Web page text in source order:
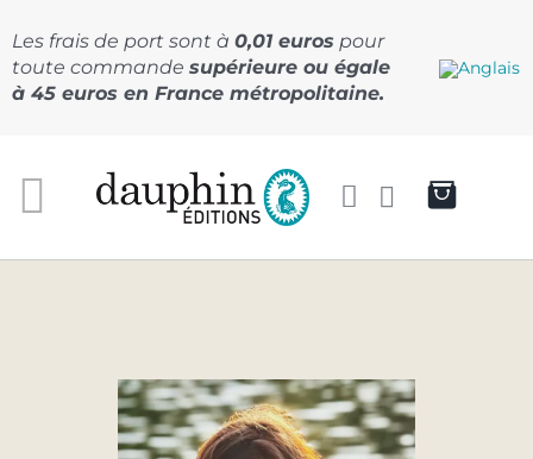
au
contenu
Les frais de port sont à 0,01 euros pour
toute commande supérieure ou égale
à 45 euros en France métropolitaine.